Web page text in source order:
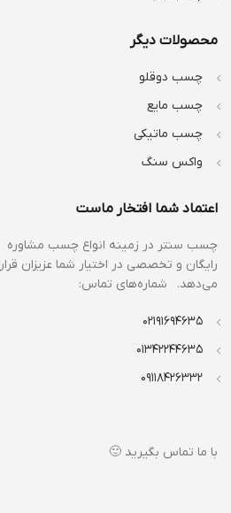
محصولات دیگر
چسب دوقلو
چسب مایع
چسب ماتیکی
واکس سنگ
اعتماد شما افتخار ماست
چسب سنتر در زمینه انواع چسب مشاوره
رایگان و تخصصی در اختیار شما عزیزان قرار
می‌دهد. شماره‌های تماس:
02191694635
01342244635
09118426332
با ما تماس بگیرید 🙂